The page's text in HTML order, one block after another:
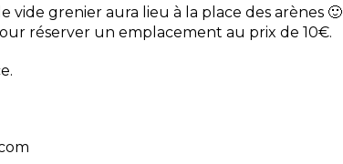
grenier aura lieu à la place des arènes 🙂
réserver un emplacement au prix de 10€.